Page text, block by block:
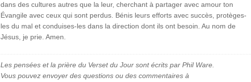
dans des cultures autres que la leur, cherchant à partager avec amour ton
Évangile avec ceux qui sont perdus. Bénis leurs efforts avec succès, protèges-
les du mal et conduises-les dans la direction dont ils ont besoin. Au nom de
Jésus, je prie. Amen.
Les pensées et la prière du Verset du Jour sont écrits par Phil Ware.
Vous pouvez envoyer des questions ou des commentaires à